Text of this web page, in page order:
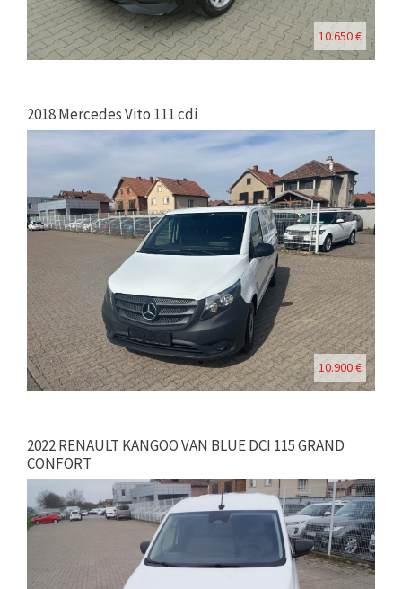
10.650 €
2018 Mercedes Vito 111 cdi
10.900 €
2022 RENAULT KANGOO VAN BLUE DCI 115 GRAND
CONFORT